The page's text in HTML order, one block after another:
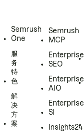
Semrush
One
服
务
特
色
解
决
方
案
Semrush
MCP
Enterprise
SEO
Enterprise
AIO
Enterprise
SI
Insights24